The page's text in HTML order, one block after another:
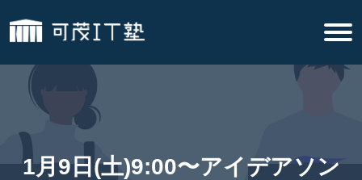
1月9日(土)9:00〜アイデアソン